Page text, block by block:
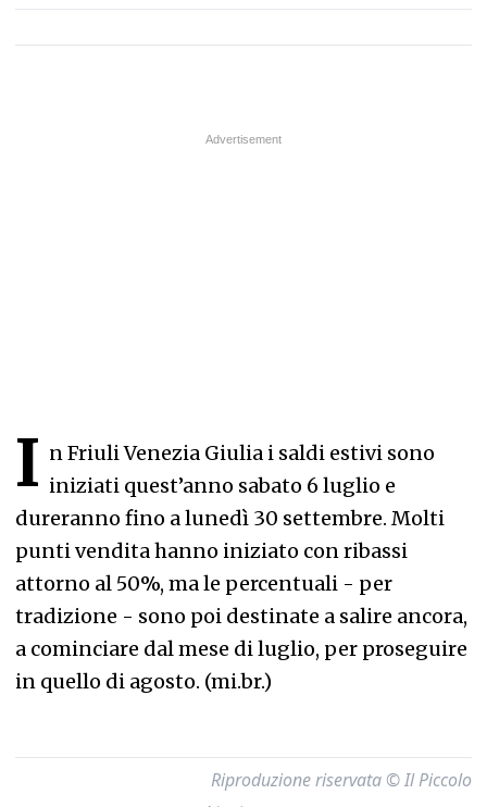
I n Friuli Venezia Giulia i saldi estivi sono
iniziati quest’anno sabato 6 luglio e
dureranno fino a lunedì 30 settembre. Molti
punti vendita hanno iniziato con ribassi
attorno al 50%, ma le percentuali - per
tradizione - sono poi destinate a salire ancora,
a cominciare dal mese di luglio, per proseguire
in quello di agosto. (mi.br.)
Riproduzione riservata © Il Piccolo